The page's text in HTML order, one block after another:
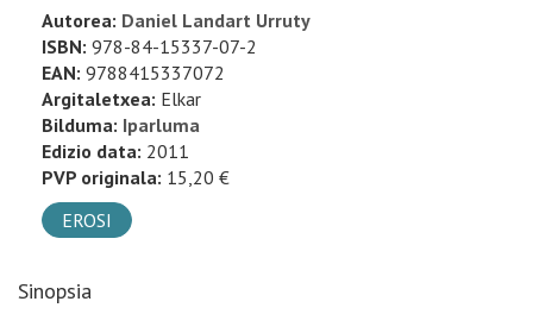
Autorea: Daniel Landart Urruty
ISBN: 978-84-15337-07-2
EAN: 9788415337072
Argitaletxea: Elkar
Bilduma: Iparluma
Edizio data: 2011
PVP originala: 15,20 €
EROSI
Sinopsia